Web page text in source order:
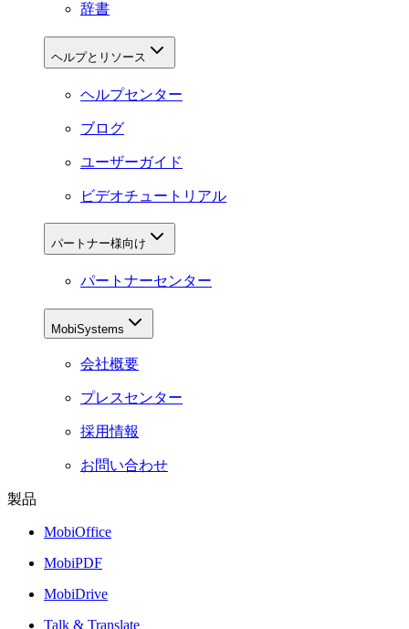
辞書
ヘルプとリソース
ヘルプセンター
ブログ
ユーザーガイド
ビデオチュートリアル
パートナー様向け
パートナーセンター
MobiSystems
会社概要
プレスセンター
採用情報
お問い合わせ
製品
MobiOffice
MobiPDF
MobiDrive
Talk & Translate